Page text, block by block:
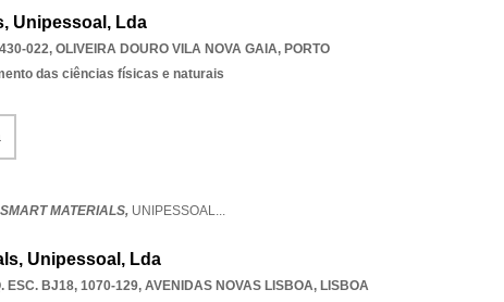
Unipessoal, Lda
022, OLIVEIRA DOURO VILA NOVA GAIA, PORTO
das ciências físicas e naturais
MATERIALS, UNIPESSOAL...
Unipessoal, Lda
ESC. BJ18, 1070-129, AVENIDAS NOVAS LISBOA, LISBOA